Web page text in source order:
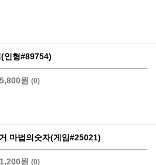
인형#89754)
원 (0)
마법의숫자(게임#25021)
원 (0)